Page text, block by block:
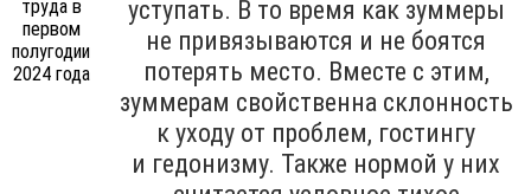
уступать. В то время как зуммеры
не привязываются и не боятся
потерять место. Вместе с этим,
зуммерам свойственна склонность
к уходу от проблем, гостингу
и гедонизму. Также нормой у них